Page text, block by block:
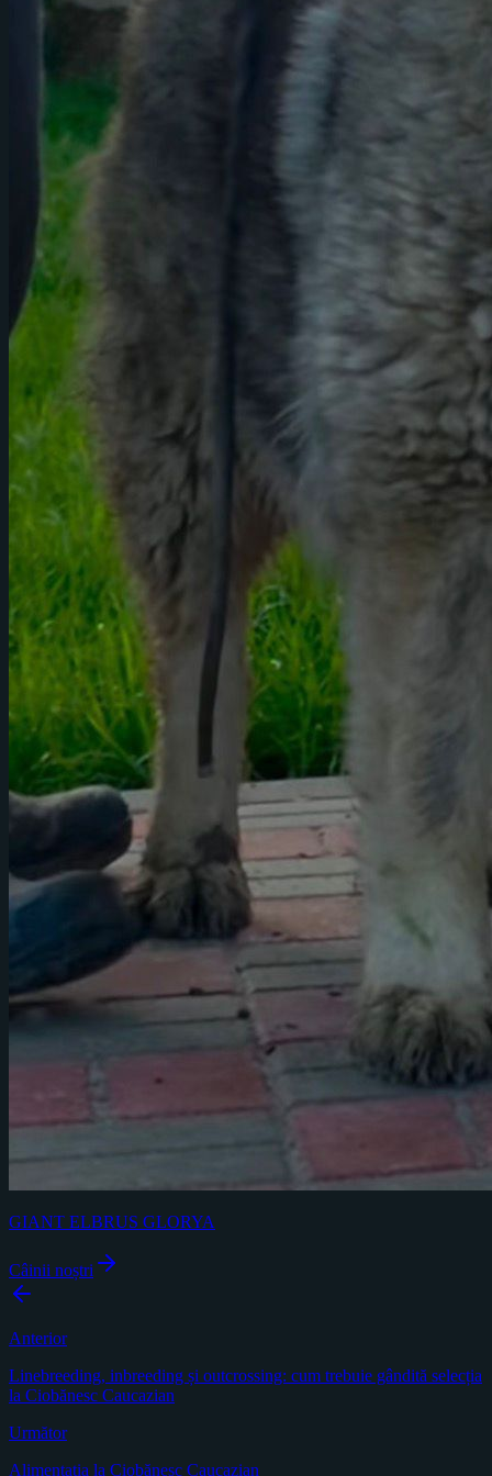
GIANT ELBRUS GLORYA
Câinii noștri
Anterior
Linebreeding, inbreeding și outcrossing: cum trebuie gândită selecția
la Ciobănesc Caucazian
Următor
Alimentația la Ciobănesc Caucazian